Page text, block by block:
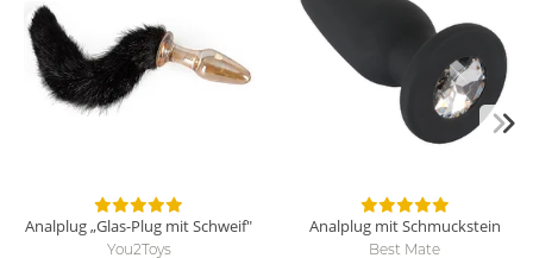
Analplug „Glas-Plug mit Schweif"
You2Toys
Analplug mit Schmuckstein
Best Mate